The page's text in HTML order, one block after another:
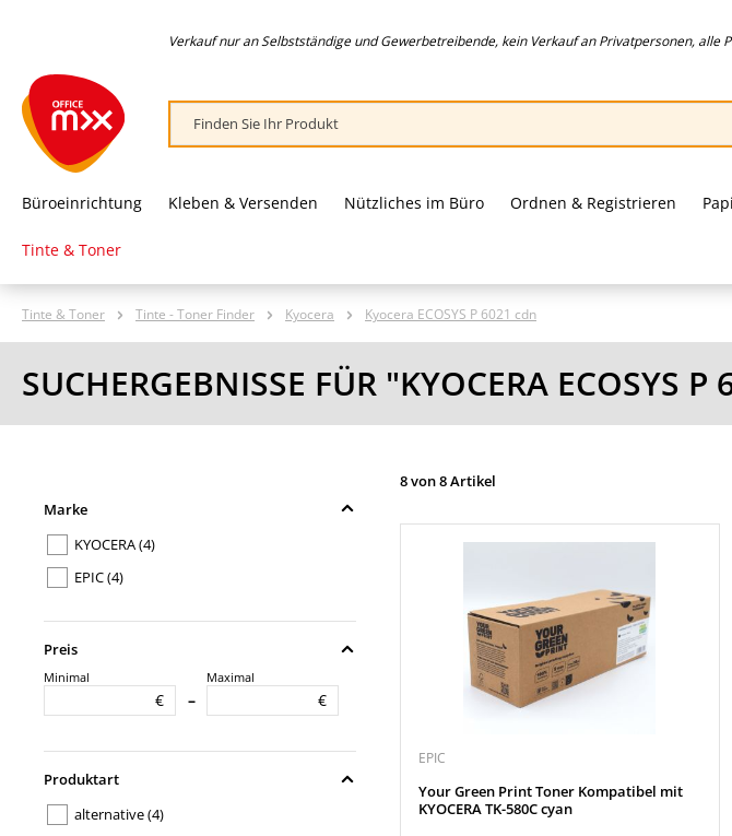
Verkauf nur an Selbstständige und Gewerbetreibende, kein Verkauf an Privatpersonen, alle
Büroeinrichtung Kleben & Versenden Nützliches im Büro Ordnen & Registrieren
Tinte & Toner
Tinte & Toner Tinte - Toner Finder Kyocera Kyocera ECOSYS P 6021 cdn
SUCHERGEBNISSE FÜR "KYOCERA ECOSYS P
Marke
KYOCERA(4)
EPIC(4)
Preis
Minimal
€ –
Maximal
€
Produktart
alternative(4)
8 von 8 Artikel
EPIC
Your Green Print Toner Kompatibel mit
KYOCERA TK-580C cyan